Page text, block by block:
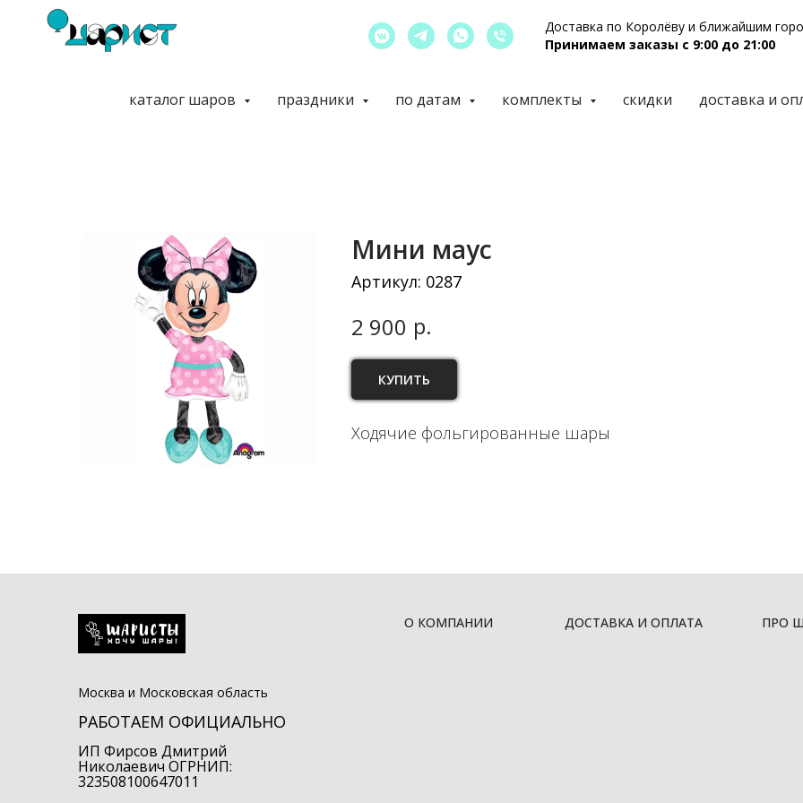
Доставка по Королёву и ближайшим
Принимаем заказы с 9:00 до 21:00
каталог шаров праздники по датам комплекты скидки доставка и
Мини маус
Артикул: 0287
2 900 р.
КУПИТЬ
Ходячие фольгированные шары
Москва и Московская область
РАБОТАЕМ ОФИЦИАЛЬНО
ИП Фирсов Дмитрий
Николаевич ОГРНИП:
323508100647011
О КОМПАНИИ ДОСТАВКА И ОПЛАТА ПРО